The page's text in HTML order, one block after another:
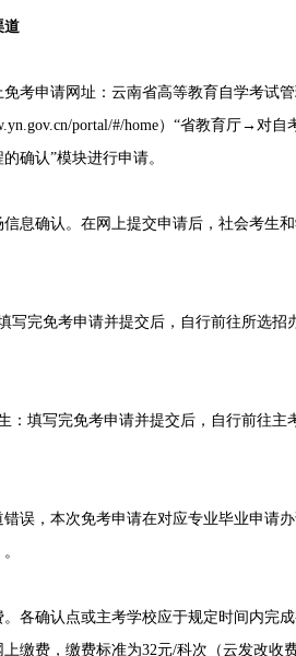
道
申请网址：云南省高等教育自学考试管
portal/#/home）“省教育厅→对
确认”模块进行申请。
确认。在网上提交申请后，社会考生和
完免考申请并提交后，自行前往所选招
填写完免考申请并提交后，自行前往主
，本次免考申请在对应专业毕业申请办
确认点或主考学校应于规定时间内完成
缴费，缴费标准为32元/科次（云发改收